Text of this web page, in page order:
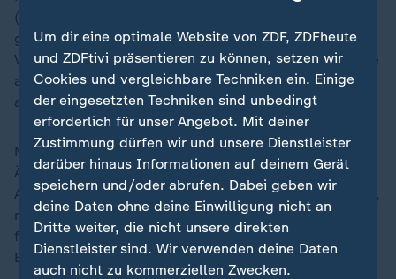
(NSDAP) für andere im Eingangsbereich wahrnehmbar
gewesen ist. Angeklagt wird Moosdorf wegen des
Verwendens verfassungswidriger Kennzeichen. Er teilte
auf Anfrage mit: "Der Vorwurf ist skurril und nichts ist
abwegiger als dieser Vorwurf."
Moosdorf hatte zuletzt auch innerhalb der Fraktion
Ärger. Der ehemalige außenpolitische Sprecher der
AfD-Fraktion wurde Mitte September dazu verpflichtet,
nach einer nicht genehmigten Russlandreise ein
fraktionsinternes Ordnungsgeld in Höhe von 2.000
Euro zu zahlen.
Um dir eine optimale Website von ZDF, ZDFheute
und ZDFtivi präsentieren zu können, setzen wir
Cookies und vergleichbare Techniken ein. Einige
der eingesetzten Techniken sind unbedingt
erforderlich für unser Angebot. Mit deiner
Zustimmung dürfen wir und unsere Dienstleister
darüber hinaus Informationen auf deinem Gerät
speichern und/oder abrufen. Dabei geben wir
deine Daten ohne deine Einwilligung nicht an
Dritte weiter, die nicht unsere direkten
Dienstleister sind. Wir verwenden deine Daten
auch nicht zu kommerziellen Zwecken.